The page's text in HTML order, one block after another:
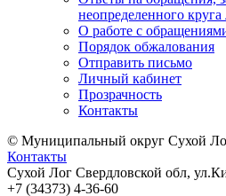
неопределенного круга
О работе с
Порядок обжалования
Отправить письмо
Личный кабинет
Прозрачность
Контакты
© Муниципальный округ Сухой
Контакты
Сухой Лог Свердловской обл,
+7 (34373) 4-36-60